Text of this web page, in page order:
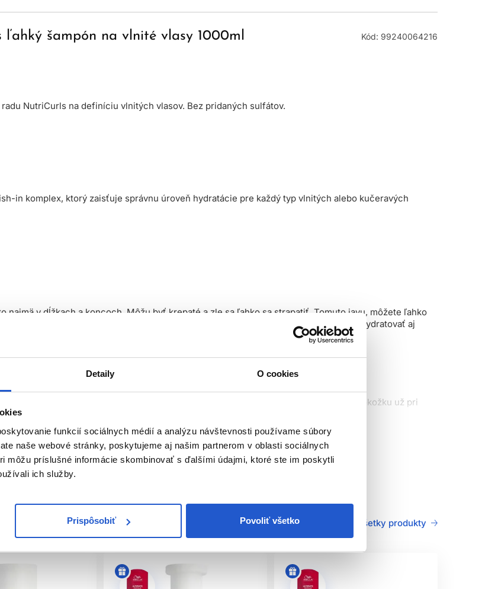
Detaily O cookies
funkcií sociálnych médií a analýzu návštevnosti používame súbory
naše webové stránky, poskytujeme aj našim partnerom v oblasti sociálnych
môžu príslušné informácie skombinovať s ďalšími údajmi, ktoré ste im poskytli
ich služby.
Prispôsobiť Povoliť všetko
ľahký šampón na vlnité vlasy 1000ml Kód: 99240064216
NutriCurls na definíciu vlnitých vlasov. Bez pridaných sulfátov.
in komplex, ktorý zaisťuje správnu úroveň hydratácie pre každý typ vlnitých alebo kučeravých
najmä v dĺžkach a koncoch. Môžu byť krepaté a zle sa ľahko sa strapatiť. Tomuto javu, môžete ľahko
zvoliť produkty priamo zamerané na vlnité/kučeravé vlasy a vlasy dostatočne hydratovať aj
Jedná sa o profesionálny kadernícky produkt, ktorý umyje vlasy a vlasovú pokožku už pri
v kombinácii s kondicionérom a maskou z radu NutriCurls.
vlasov a nanesení kondicionéra alebo masky. Následne z vlasov dôkladne vypláchnete
vlasoch natlačte prstami vlny. Nechajte voľne uschnúť alebo fúkajte cez difuzér. Pokiaľ volíte teplo
napr. Eimi NutriCurls Boost Bounce alebo akýkoľvek iný produkt z radu Eimi NutriCurls.
Všetky produkty